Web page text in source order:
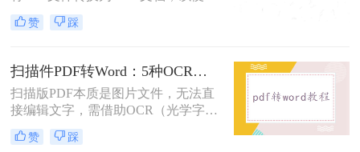
行编辑、修改或进一步处理。然而，
市面上许多PDF转Word工具都需要付
钱呢？本文将介绍几种不花钱的常用
方法，帮助您轻松实现PDF到Word的
转换。
赞 踩
扫描件PDF转Word：5种OCR方案的识别精度和速度对比！
扫描版PDF本质是图片文件，无法直
接编辑文字，需借助OCR（光学字符
识别）技术提取文字并转换为可编辑
的Word格式。那么扫描pdf怎么转换
赞 踩